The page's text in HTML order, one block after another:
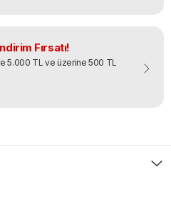
Fırsatı!
5.000 TL ve üzerine 500 TL